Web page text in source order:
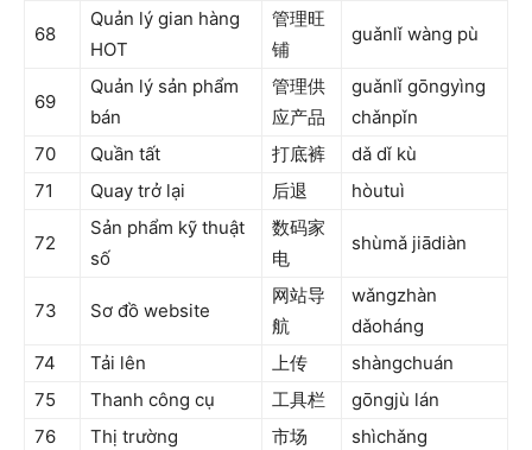
68
Quản lý gian hàng
HOT
管理旺
铺
guǎnlǐ wàng pù
69
Quản lý sản phẩm
bán
管理供
应产品
guǎnlǐ gōngyìng
chǎnpǐn
70
Quần tất 打底裤
dǎ dǐ kù
71
Quay trở lại 后退 hòutuì
72
Sản phẩm kỹ thuật
số
数码家
电
shùmǎ jiādiàn
73 Sơ đồ website
网站导
航
wǎngzhàn
dǎoháng
74
Tải lên 上传
shàngchuán
75
Thanh công cụ 工具栏
gōngjù lán
76
Thị trường 市场 shìchǎng